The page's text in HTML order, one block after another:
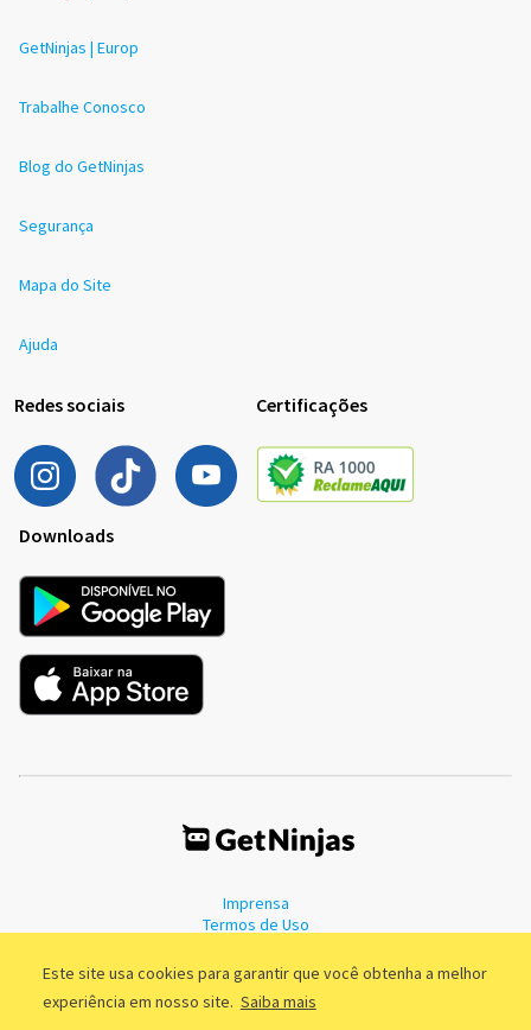
Este site usa cookies para garantir que você obtenha a melhor
experiência em nosso site. Saiba mais
GetNinjas | Europ
Trabalhe Conosco
Blog do GetNinjas
Segurança
Mapa do Site
Ajuda
Redes sociais Certificações
Downloads
Imprensa
Termos de Uso